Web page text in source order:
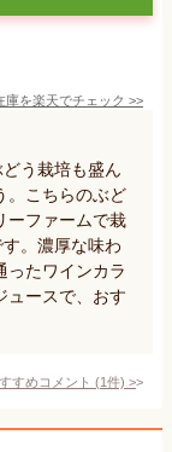
庫を楽天でチェック >>
う栽培も盛ん
。こちらのぶど
ーファームで栽
。濃厚な味わ
ったワインカラ
ュースで、おす
すめコメント (1件) >